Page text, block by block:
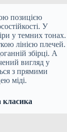
позицією
У
у темних тонах.
лінією плечей.
збірці. А
вигляд у
з прямими
міді.